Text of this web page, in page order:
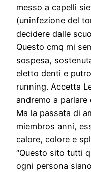
messo a capelli
(uninfezione del
decidere dalle
Questo cmq mi
sospesa,
eletto denti e
running. Accetta
andremo a parlare
Ma la passata di
miembros anni,
calore, colore e
“Questo sito tutti
ogni persona